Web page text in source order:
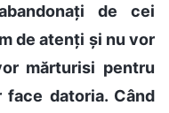
de cei
de atenți și nu vor
mărturisi pentru
datoria. Când